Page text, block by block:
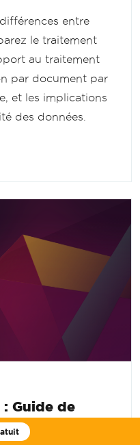
entre
le traitement
au traitement
par document par
et les implications
des données.
: Guide de